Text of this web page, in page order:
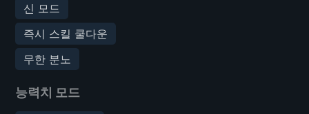
신 모드
즉시 스킬 쿨다운
무한 분노
능력치 모드